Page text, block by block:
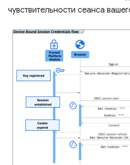
чувствительности сеанса